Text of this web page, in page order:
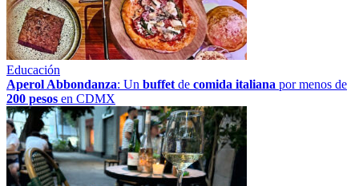
Educación
Aperol Abbondanza: Un buffet de comida italiana por menos de
200 pesos en CDMX